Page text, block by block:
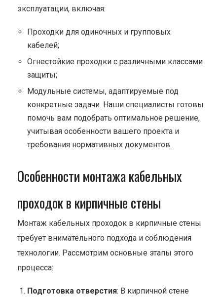
эксплуатации, включая:
Проходки для одиночных и групповых
кабелей;
Огнестойкие проходки с различными классами
защиты;
Модульные системы, адаптируемые под
конкретные задачи. Наши специалисты готовы
помочь вам подобрать оптимальное решение,
учитывая особенности вашего проекта и
требования нормативных документов.
Особенности монтажа кабельных
проходок в кирпичные стены
Монтаж кабельных проходок в кирпичные стены
требует внимательного подхода и соблюдения
технологии. Рассмотрим основные этапы этого
процесса:
Подготовка отверстия: В кирпичной стене